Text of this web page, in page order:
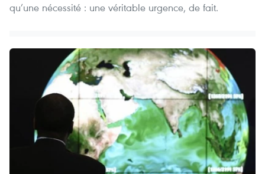
qu’une nécessité : une véritable urgence, de fait.